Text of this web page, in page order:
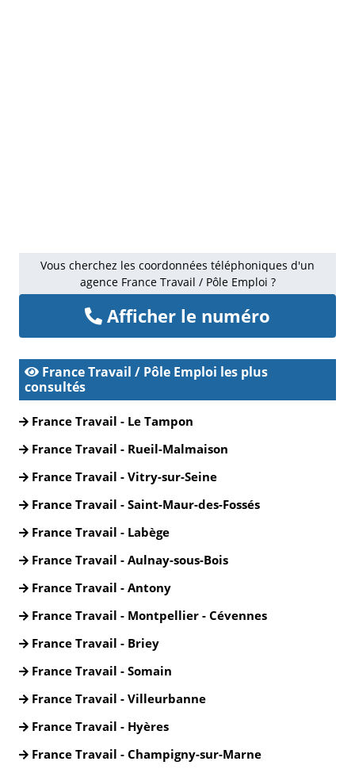
Vous cherchez les coordonnées téléphoniques d'un
agence France Travail / Pôle Emploi ?
Afficher le numéro
France Travail / Pôle Emploi les plus
consultés
France Travail - Le Tampon
France Travail - Rueil-Malmaison
France Travail - Vitry-sur-Seine
France Travail - Saint-Maur-des-Fossés
France Travail - Labège
France Travail - Aulnay-sous-Bois
France Travail - Antony
France Travail - Montpellier - Cévennes
France Travail - Briey
France Travail - Somain
France Travail - Villeurbanne
France Travail - Hyères
France Travail - Champigny-sur-Marne